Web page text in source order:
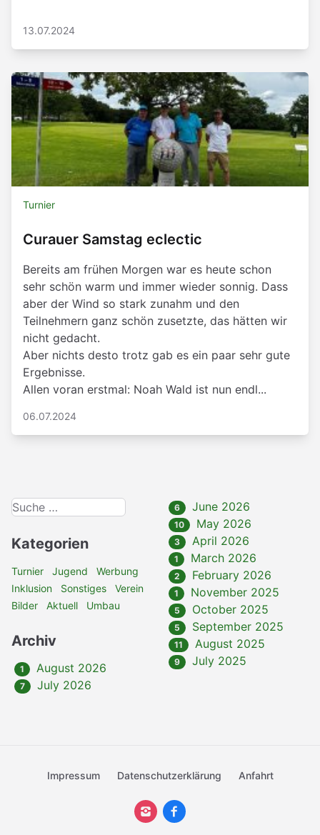
13.07.2024
Turnier
Curauer Samstag eclectic
Bereits am frühen Morgen war es heute schon
sehr schön warm und immer wieder sonnig. Dass
aber der Wind so stark zunahm und den
Teilnehmern ganz schön zusetzte, das hätten wir
nicht gedacht.
Aber nichts desto trotz gab es ein paar sehr gute
Ergebnisse.
Allen voran erstmal: Noah Wald ist nun endl...
06.07.2024
Kategorien
Turnier Jugend
Werbung
Inklusion
Sonstiges
Verein
Bilder
Aktuell Umbau
Archiv
1 August 2026
7 July 2026
6 June 2026
10 May 2026
3 April 2026
1 March 2026
2 February 2026
1 November 2025
5 October 2025
5 September 2025
11 August 2025
9 July 2025
Impressum Datenschutzerklärung Anfahrt